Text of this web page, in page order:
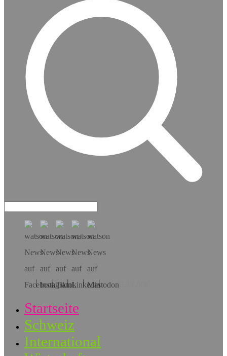
Hol dir die App!
Startseite
Schweiz
International